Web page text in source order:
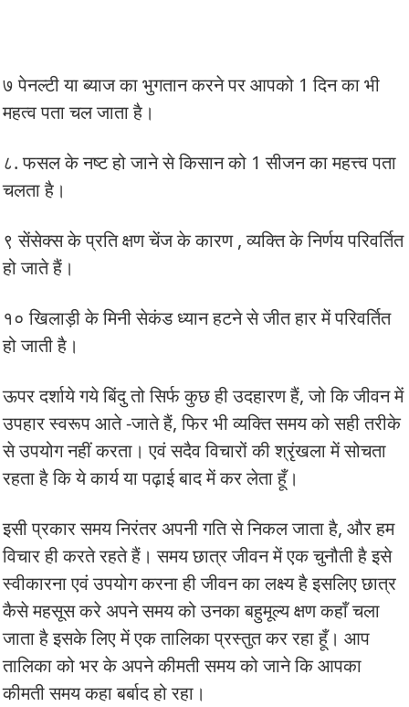
७ पेनल्टी या ब्याज का भुगतान करने पर आपको 1 दिन का भी
महत्व पता चल जाता है।
८. फसल के नष्ट हो जाने से किसान को 1 सीजन का महत्त्व पता
चलता है।
९ सेंसेक्स के प्रति क्षण चेंज के कारण , व्यक्ति के निर्णय परिवर्तित
हो जाते हैं।
१० खिलाड़ी के मिनी सेकंड ध्यान हटने से जीत हार में परिवर्तित
हो जाती है।
ऊपर दर्शाये गये बिंदु तो सिर्फ कुछ ही उदहारण हैं, जो कि जीवन में
उपहार स्वरूप आते -जाते हैं, फिर भी व्यक्ति समय को सही तरीके
से उपयोग नहीं करता। एवं सदैव विचारों की श्रृंखला में सोचता
रहता है कि ये कार्य या पढ़ाई बाद में कर लेता हूँ।
इसी प्रकार समय निरंतर अपनी गति से निकल जाता है, और हम
विचार ही करते रहते हैं। समय छात्र जीवन में एक चुनौती है इसे
स्वीकारना एवं उपयोग करना ही जीवन का लक्ष्य है इसलिए छात्र
कैसे महसूस करे अपने समय को उनका बहुमूल्य क्षण कहाँ चला
जाता है इसके लिए में एक तालिका प्रस्तुत कर रहा हूँ। आप
तालिका को भर के अपने कीमती समय को जाने कि आपका
कीमती समय कहा बर्बाद हो रहा।